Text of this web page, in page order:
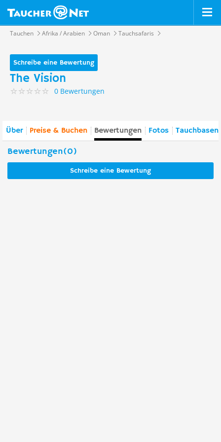
Tauchen Afrika / Arabien Oman Tauchsafaris
Schreibe eine Bewertung
The Vision
0 Bewertungen
Über Preise & Buchen Bewertungen Fotos
Bewertungen(0)
Schreibe eine Bewertung